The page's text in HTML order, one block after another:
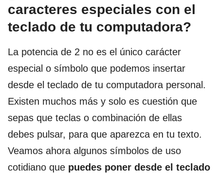
caracteres especiales con el
teclado de tu computadora?
La potencia de 2 no es el único carácter
especial o símbolo que podemos insertar
desde el teclado de tu computadora personal.
Existen muchos más y solo es cuestión que
sepas que teclas o combinación de ellas
debes pulsar, para que aparezca en tu texto.
Veamos ahora algunos símbolos de uso
cotidiano que puedes poner desde el teclado